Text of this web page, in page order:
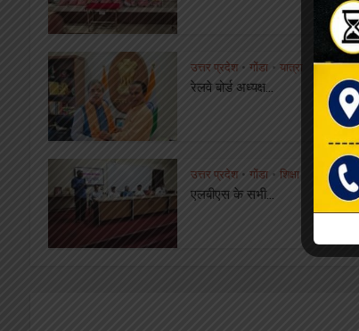
उत्तर प्रदेश • गोंडा • यात्रा
रेलवे बोर्ड अध्यक्ष...
उत्तर प्रदेश • गोंडा • शिक्षा
एलबीएस के सभी...